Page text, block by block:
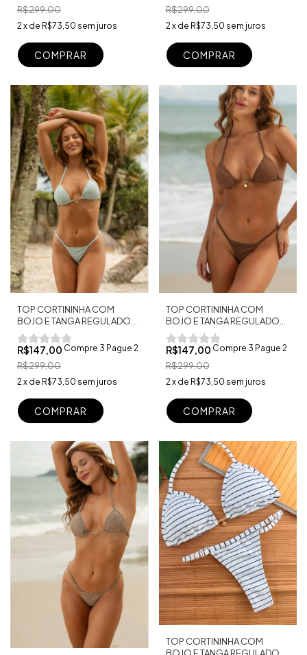
R$299,00
2x de R$73,50 sem juros
COMPRAR
R$299,00
2x de R$73,50 sem juros
COMPRAR
TOP CORTININHA COM
BOJO E TANGA REGULADOR
FIO DENTAL GRÉCIA
R$147,00 Compre 3 Pague 2
R$299,00
2 x de R$73,50 sem juros
COMPRAR
TOP CORTININHA COM
BOJO E TANGA REGULADOR
FIO DENTAL TULUM CAFÉ
R$147,00 Compre 3 Pague 2
R$299,00
2 x de R$73,50 sem juros
COMPRAR
TOP CORTININHA COM